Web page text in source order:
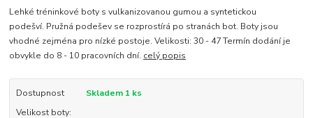
Lehké tréninkové boty s vulkanizovanou gumou a syntetickou
podešví. Pružná podešev se rozprostírá po stranách bot. Boty jsou
vhodné zejména pro nízké postoje. Velikosti: 30 - 47 Termín dodání je
obvykle do 8 - 10 pracovních dní. celý popis
Dostupnost
Skladem 1 ks
Velikost boty: